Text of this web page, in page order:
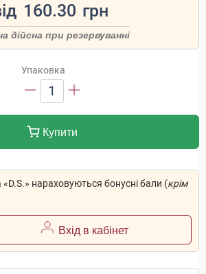
160.30 грн
дійсна при резервуванні
Упаковка
1
Купити
нараховуються бонусні бали (крім
Вхід в кабінет